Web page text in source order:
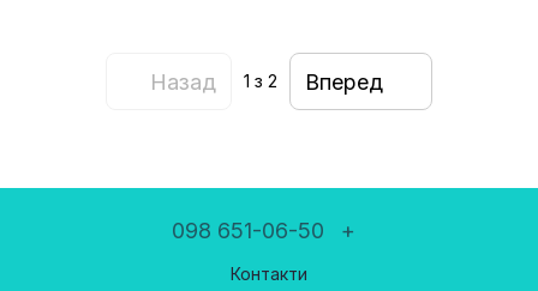
Назад 1 з 2 Вперед
098 651-06-50 +
Контакти